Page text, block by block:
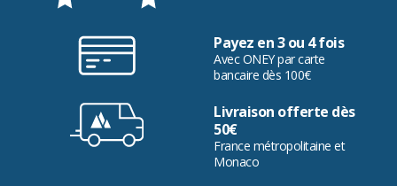
Payez en 3 ou 4 fois
Avec ONEY par carte
bancaire dès 100€
Livraison offerte dès
50€
France métropolitaine et
Monaco